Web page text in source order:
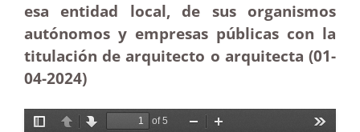
esa entidad local, de sus organismos
autónomos y empresas públicas con la
titulación de arquitecto o arquitecta (01-
04-2024)